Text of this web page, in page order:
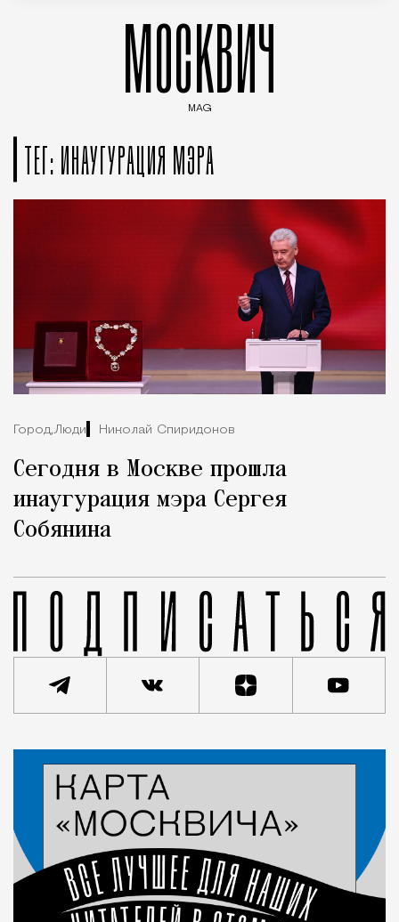
МОСКВИЧ
MAG
ТЕГ: ИНАУГУРАЦИЯ МЭРА
Город,Люди Николай Спиридонов
Сегодня в Москве прошла
инаугурация мэра Сергея
Собянина